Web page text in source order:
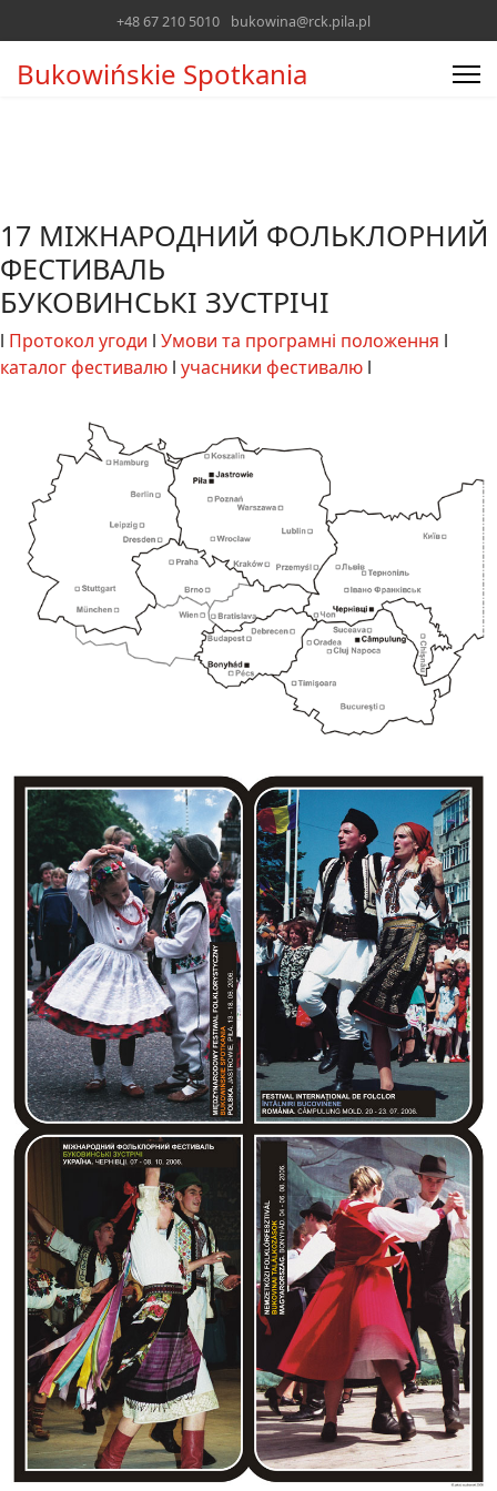
+48 67 210 5010 bukowina@rck.pila.pl
Bukowińskie Spotkania
17 MIЖНAPOДНИЙ ФOЛЬКЛOPНИЙ
ФЕCTИBAЛЬ
БУКОВИНСЬКІ ЗУСТРІЧІ
l Протокол угоди l Умови та програмні положення l
каталог фестивалю l учасники фестивалю l